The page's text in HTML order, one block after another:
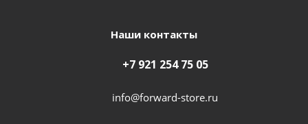
Наши контакты
+7 921 254 75 05
info@forward-store.ru